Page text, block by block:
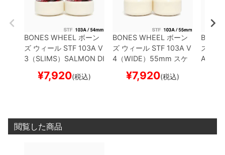
BONES WHEEL ボーン
ズ ウィール STF 103A V
3（SLIMS） SALMON DI
ボード スケボー
¥7,920(税込)
BONES WHEEL ボーン
ズ ウィール STF 103A V
4（WIDE） 55mm スケ
¥7,920(税込)
ズ
A 97A
閲覧した商品